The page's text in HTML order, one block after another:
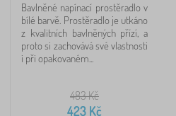
Bavlněné napínací prostěradlo v
bílé barvě. Prostěradlo je utkáno
z kvalitních bavlněných přízí, a
proto si zachovává své vlastnosti
i při opakovaném...
483Kč
423 Kč